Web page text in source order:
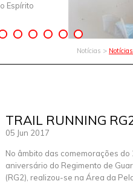
Espírito
Notícias >
TRAIL RUNNING
05 Jun 2017
No âmbito das comemorações do
aniversário do Regimento de
(RG2), realizou-se na Área da